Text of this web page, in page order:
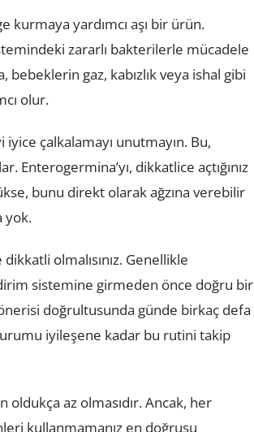
yardımcı aşı bir ürün.
zararlı bakterilerle mücadele
bebeklerin gaz, kabızlık veya ishal gibi
olur.
çalkalamayı unutmayın. Bu,
Enterogermina’yı, dikkatlice açtığınız
bunu direkt olarak ağzına verebilir
yok.
olmalısınız. Genellikle
sistemine girmeden önce doğru bir
doğrultusunda günde birkaç defa
iyileşene kadar bu rutini takip
az olmasıdır. Ancak, her
kullanmamanız en doğrusu